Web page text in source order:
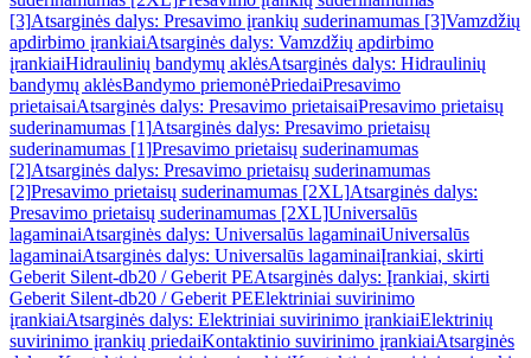
[3]Atsarginės dalys: Presavimo įrankių suderinamumas [3]Vamzdžių
apdirbimo įrankiaiAtsarginės dalys: Vamzdžių apdirbimo
įrankiaiHidraulinių bandymų aklėsAtsarginės dalys: Hidraulinių
bandymų aklėsBandymo priemonėPriedaiPresavimo
prietaisaiAtsarginės dalys: Presavimo prietaisaiPresavimo prietaisų
suderinamumas [1]Atsarginės dalys: Presavimo prietaisų
suderinamumas [1]Presavimo prietaisų suderinamumas
[2]Atsarginės dalys: Presavimo prietaisų suderinamumas
[2]Presavimo prietaisų suderinamumas [2XL]Atsarginės dalys:
Presavimo prietaisų suderinamumas [2XL]Universalūs
lagaminaiAtsarginės dalys: Universalūs lagaminaiUniversalūs
lagaminaiAtsarginės dalys: Universalūs lagaminaiĮrankiai, skirti
Geberit Silent-db20 / Geberit PEAtsarginės dalys: Įrankiai, skirti
Geberit Silent-db20 / Geberit PEElektriniai suvirinimo
įrankiaiAtsarginės dalys: Elektriniai suvirinimo įrankiaiElektrinių
suvirinimo įrankių priedaiKontaktinio suvirinimo įrankiaiAtsarginės